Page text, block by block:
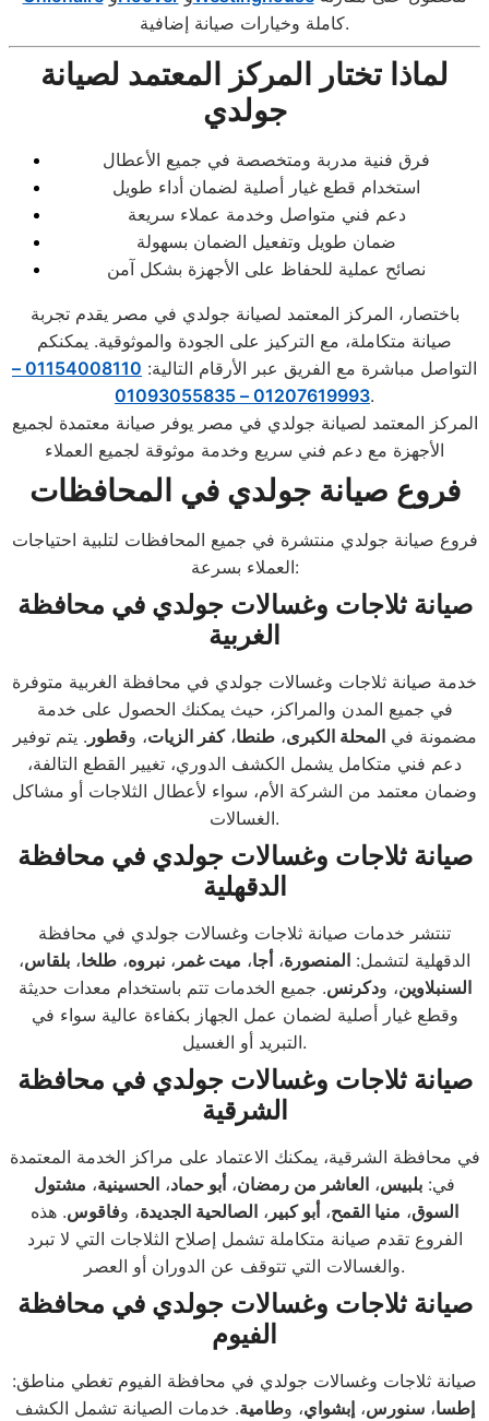
كاملة وخيارات صيانة إضافية.
لماذا تختار المركز المعتمد لصيانة
جولدي
فرق فنية مدربة ومتخصصة في جميع الأعطال
استخدام قطع غيار أصلية لضمان أداء طويل
دعم فني متواصل وخدمة عملاء سريعة
ضمان طويل وتفعيل الضمان بسهولة
نصائح عملية للحفاظ على الأجهزة بشكل آمن
باختصار، المركز المعتمد لصيانة جولدي في مصر يقدم تجربة
صيانة متكاملة، مع التركيز على الجودة والموثوقية. يمكنكم
التواصل مباشرة مع الفريق عبر الأرقام التالية:
01154008110 –
01207619993 – 01093055835.
المركز المعتمد لصيانة جولدي في مصر يوفر صيانة معتمدة لجميع
الأجهزة مع دعم فني سريع وخدمة موثوقة لجميع العملاء
فروع صيانة جولدي في المحافظات
فروع صيانة جولدي منتشرة في جميع المحافظات لتلبية احتياجات
العملاء بسرعة:
صيانة ثلاجات وغسالات جولدي في محافظة
الغربية
خدمة صيانة ثلاجات وغسالات جولدي في محافظة الغربية متوفرة
في جميع المدن والمراكز، حيث يمكنك الحصول على خدمة
مضمونة فيالمحلة الكبرى،طنطا،كفر الزيات، وقطور . يتم توفير
دعم فني متكامل يشمل الكشف الدوري، تغيير القطع التالفة،
وضمان معتمد من الشركة الأم، سواء لأعطال الثلاجات أو مشاكل
الغسالات.
صيانة ثلاجات وغسالات جولدي في محافظة
الدقهلية
تنتشر خدمات صيانة ثلاجات وغسالات جولدي في محافظة
الدقهلية لتشمل: المنصورة، أجا، ميت غمر ، نبروه، طلخا، بلقاس،
السنبلاوين، ودكرنس. جميع الخدمات تتم باستخدام معدات حديثة
وقطع غيار أصلية لضمان عمل الجهاز بكفاءة عالية سواء في
التبريد أو الغسيل.
صيانة ثلاجات وغسالات جولدي في محافظة
الشرقية
في محافظة الشرقية، يمكنك الاعتماد على مراكز الخدمة المعتمدة
في: بلبيس، العاشر من رمضان، أبو حماد، الحسينية، مشتول
السوق، منيا القمح، أبو كبير ، الصالحية الجديدة، وفاقوس. هذه
الفروع تقدم صيانة متكاملة تشمل إصلاح الثلاجات التي لا تبرد
والغسالات التي تتوقف عن الدوران أو العصر.
صيانة ثلاجات وغسالات جولدي في محافظة
الفيوم
صيانة ثلاجات وغسالات جولدي في محافظة الفيوم تغطي مناطق:
إطسا،سنورس،إبشواي، وطامية. خدمات الصيانة تشمل الكشف